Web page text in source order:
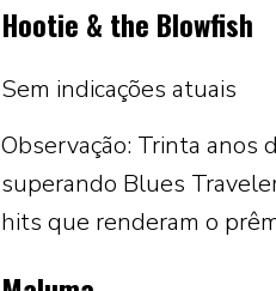
Hootie & the Blowfish
Sem indicações atuais
Observação: Trinta anos
superando Blues
hits que renderam o